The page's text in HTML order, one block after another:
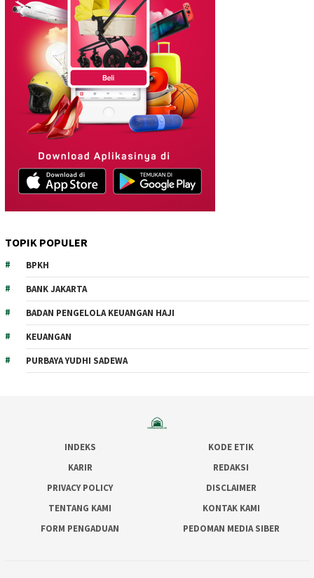
TOPIK POPULER
BPKH
BANK JAKARTA
BADAN PENGELOLA KEUANGAN HAJI
KEUANGAN
PURBAYA YUDHI SADEWA
INDEKS
KODE ETIK
KARIR
REDAKSI
PRIVACY POLICY
DISCLAIMER
TENTANG KAMI
KONTAK KAMI
FORM PENGADUAN
PEDOMAN MEDIA SIBER